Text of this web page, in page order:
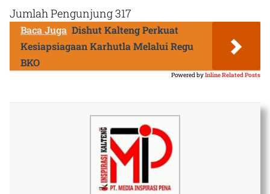
Jumlah Pengunjung317
Baca Juga Dishut Kalteng Perkuat
Kesiapsiagaan Karhutla Melalui Regu
BKO
Powered byInline Related Posts